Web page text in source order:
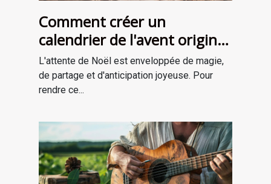
Comment créer un
calendrier de l'avent original
pour attendre Noël
L'attente de Noël est enveloppée de magie,
de partage et d'anticipation joyeuse. Pour
rendre ce...